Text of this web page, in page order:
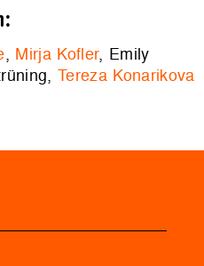
, Mirja Kofler, Emily
Tereza Konarikova